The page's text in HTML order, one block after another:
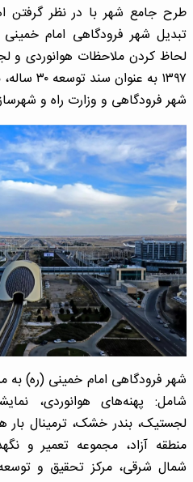
طرح جامع شهر با در نظر گرفتن
تبدیل شهر فرودگاهی امام
۱۳۹۷ به
شهر فرودگاهی و وزارت راه و
شامل: پهنه‌های هوانوردی،
منطقه آزاد، مجموعه تعمیر و
شمال شرقی، مرکز تحقیق و